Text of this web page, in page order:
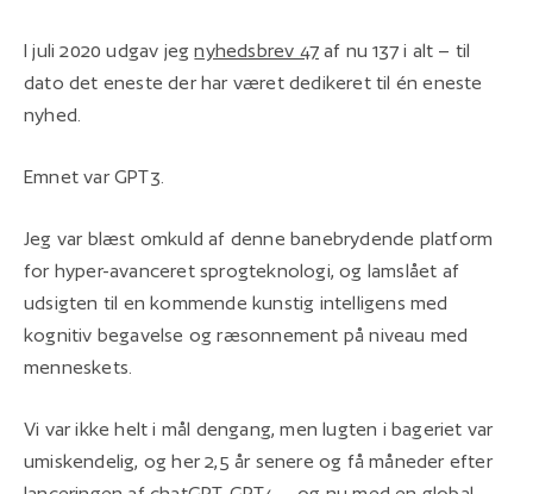
I juli 2020 udgav jegnyhedsbrev 47 af nu 137 i alt – til
dato det eneste der har været dedikeret til én eneste
nyhed.
Emnet var GPT3.
Jeg var blæst omkuld af denne banebrydende platform
for hyper-avanceret sprogteknologi, og lamslået af
udsigten til en kommende kunstig intelligens med
kognitiv begavelse og ræsonnement på niveau med
menneskets.
Vi var ikke helt i mål dengang, men lugten i bageriet var
umiskendelig, og her 2,5 år senere og få måneder efter